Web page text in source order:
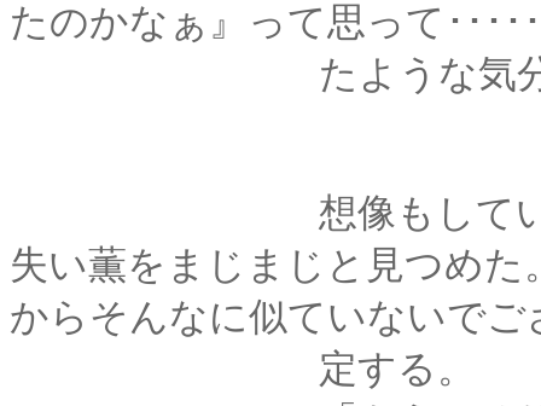
たのかなぁ』って思って････
たような気分にな
想像もしていなかっ
失い薫をまじまじと見つめ
からそんなに似ていないでご
定する。